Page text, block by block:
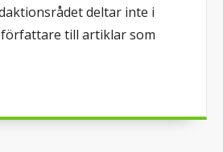
deltar inte i
till artiklar som